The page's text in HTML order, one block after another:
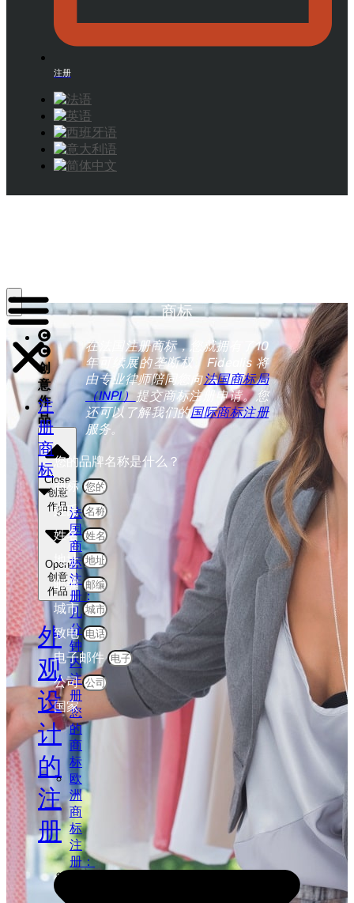
注册
创
意
作
品
Close
创意
作品
Open
创意
作品
外
观
设
计
的
注
册
注册
注
册
商
标
法
国
商
标
注
册：
几
分
钟
内
注
册
您
的
商
标
欧
洲
商
标
注
册：
商标
在法国注册商标，您就拥有了10
年可续展的垄断权。Fidealis 将
由专业律师陪同您向法国商标局
（INPI） 提交商标注册申请。您
还可以了解我们的国际商标注册
服务。
您的品牌名称是什么？
商标
姓氏
姓名
地址
邮编
城市
致电
电子邮件
公司
国家